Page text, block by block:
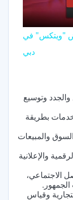
"ويتكس" في
دبي
والجدد وتوسيع
بطريقة
السوق والمبيعات
والإعلانية
الاجتماعي،
وقياس